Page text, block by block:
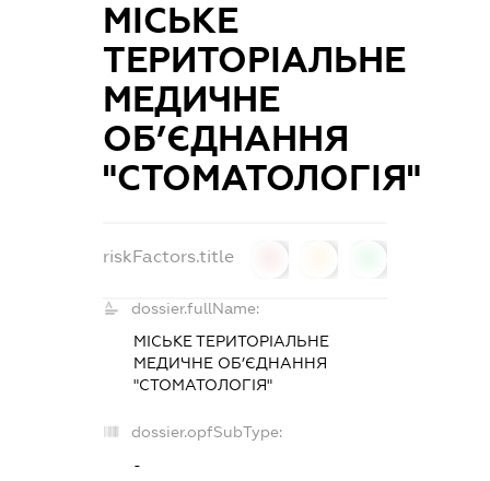
МІСЬКЕ
ТЕРИТОРІАЛЬНЕ
МЕДИЧНЕ
ОБ’ЄДНАННЯ
"СТОМАТОЛОГІЯ"
riskFactors.title
dossier.fullName:
МІСЬКЕ ТЕРИТОРІАЛЬНЕ
МЕДИЧНЕ ОБ’ЄДНАННЯ
"СТОМАТОЛОГІЯ"
dossier.opfSubType:
-